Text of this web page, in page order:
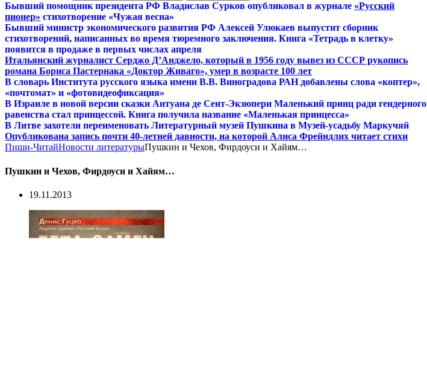
Бывший помощник президента РФ Владислав Сурков опубликовал в журнале «Русский
пионер» стихотворение «Чужая весна»
Бывший министр экономического развития РФ Алексей Улюкаев выпустит сборник
стихотворений, написанных во время тюремного заключения. Книга «Тетрадь в клетку»
появится в продаже в первых числах апреля
Итальянский журналист Серджо Д’Анджело, который в 1956 году вывез из СССР рукопись
романа Бориса Пастернака «Доктор Живаго», умер в возрасте 100 лет
В словарь Института русского языка имени В.В. Виноградова РАН добавлены слова «коптер»,
«почтомат» и «фотовидеофиксация»
В Израиле в новой версии сказки Антуана де Сент-Экзюпери Маленький принц ради гендерного
равенства стал принцессой. Книга получила название «Маленькая принцесса»
В Литве захотели переименовать Литературный музей Пушкина в Музей-усадьбу Маркучяй
Опубликована запись почти 40-летней давности, на которой Алиса Фрейндлих читает стихи
Пиши-ЧитайНовости литературыПушкин и Чехов, Фирдоуси и Хайям…
Пушкин и Чехов, Фирдоуси и Хайям…
19.11.2013